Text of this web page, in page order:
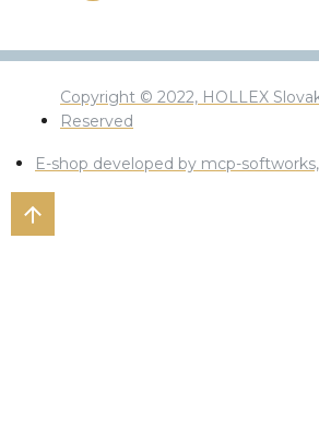
Copyright © 2022, HOLLEX
Reserved
E-shop developed by mcp-